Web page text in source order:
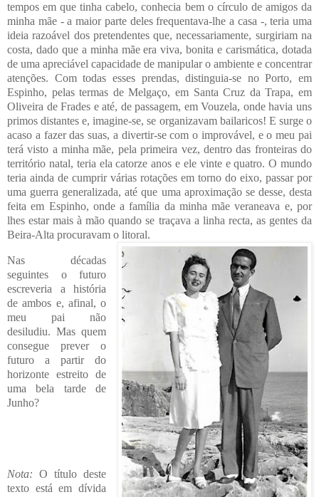
tempos em que tinha cabelo, conhecia bem o círculo de amigos da
minha mãe - a maior parte deles frequentava-lhe a casa -, teria uma
ideia razoável dos pretendentes que, necessariamente, surgiriam na
costa, dado que a minha mãe era viva, bonita e carismática, dotada
de uma apreciável capacidade de manipular o ambiente e concentrar
atenções. Com todas esses prendas, distinguia-se no Porto, em
Espinho, pelas termas de Melgaço, em Santa Cruz da Trapa, em
Oliveira de Frades e até, de passagem, em Vouzela, onde havia uns
primos distantes e, imagine-se, se organizavam bailaricos! E surge o
acaso a fazer das suas, a divertir-se com o improvável, e o meu pai
terá visto a minha mãe, pela primeira vez, dentro das fronteiras do
território natal, teria ela catorze anos e ele vinte e quatro. O mundo
teria ainda de cumprir várias rotações em torno do eixo, passar por
uma guerra generalizada, até que uma aproximação se desse, desta
feita em Espinho, onde a família da minha mãe veraneava e, por
lhes estar mais à mão quando se traçava a linha recta, as gentes da
Beira-Alta procuravam o litoral.
Nas décadas
seguintes o futuro
escreveria a história
de ambos e, afinal, o
meu pai não
desiludiu. Mas quem
consegue prever o
futuro a partir do
horizonte estreito de
uma bela tarde de
Junho?
Nota: O título deste
texto está em dívida